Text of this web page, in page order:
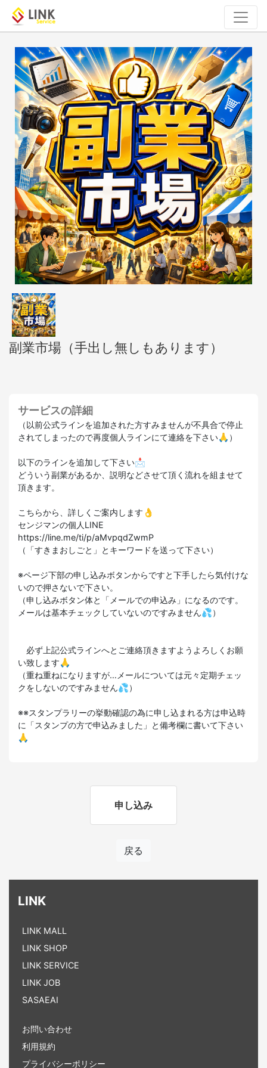
副業市場（手出し無しもあります）
サービスの詳細
（以前公式ラインを追加された方すみませんが不具合で停止
されてしまったので再度個人ラインにて連絡を下さい🙏）
以下のラインを追加して下さい📩
どういう副業があるか、説明などさせて頂く流れを組ませて
頂きます。
こちらから、詳しくご案内します👌
センジマンの個人LINE
https://line.me/ti/p/aMvpqdZwmP
（「すきまおしごと」とキーワードを送って下さい）
※ページ下部の申し込みボタンからですと下手したら気付けな
いので押さないで下さい。
（申し込みボタン体と「メールでの申込み」になるのです。
メールは基本チェックしていないのですみません💦）
必ず上記公式ラインへとご連絡頂きますようよろしくお願
い致します🙏
（重ね重ねになりますが…メールについては元々定期チェッ
クをしないのですみません💦）
※※スタンプラリーの挙動確認の為に申し込まれる方は申込時
に「スタンプの方で申込みました」と備考欄に書いて下さい
🙏
申し込み
戻る
LINK
LINK MALL
LINK SHOP
LINK SERVICE
LINK JOB
SASAEAI
お問い合わせ
利用規約
プライバシーポリシー